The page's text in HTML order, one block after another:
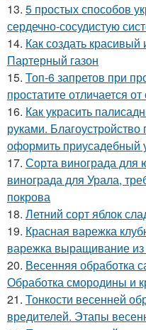
13. 5 простых способов
сердечно-сосудистую
14. Как создать
Партерный газон
15. Топ-6 запретов при
простатите отличается
16. Как украсить
руками.
оформить приусадебный
17. Сорта винограда для
винограда для Урала,
покрова
18. Летний сорт яблок
19. Красная варежка
варежка выращивание
20. Весенняя обработка
Обработка смородины и
21. Тонкости весенней
вредителей. Этапы